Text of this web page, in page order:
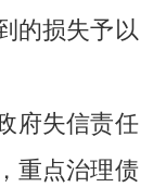
的损失予以
府失信责任
重点治理债